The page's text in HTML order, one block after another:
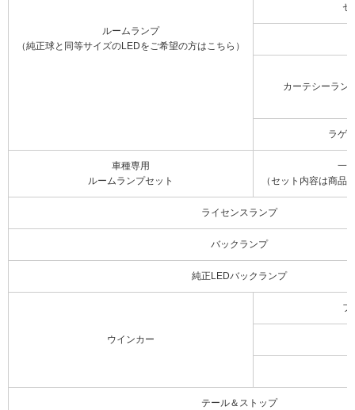
ルームランプ
（純正球と同等サイズのLEDをご希望の方はこちら）
セ
カーテシーラン
ラゲ
車種専用
ルームランプセット
一
（セット内容は商品
ライセンスランプ
バックランプ
純正LEDバックランプ
ウインカー
フ
テール＆ストップ